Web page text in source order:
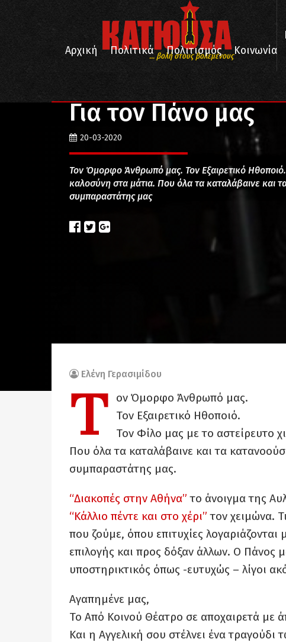
... βολή στους βολεμένους
Αρχική
Πολιτικά Πολιτισμός Κοινωνία
Πολιτισμός
Για τον Πάνο μας
20-03-2020
Τον Όμορφο Άνθρωπό μας. Τον Εξαιρετικό
καλοσύνη στα μάτια. Που όλα τα καταλάβαινε και
συμπαραστάτης μας
Ελένη Γερασιμίδου
Τ
ον Όμορφο Άνθρωπό μας.
Τον Εξαιρετικό Ηθοποιό.
Τον Φίλο μας με το αστείρευτο
Που όλα τα καταλάβαινε και τα
συμπαραστάτης μας.
“Διακοπές στην Αθήνα” το άνοιγμα της
“Κάλλιο πέντε και στο χέρι” τον χειμώνα.
που ζούμε, όπου επιτυχίες λογαριάζονται
επιλογής και προς δόξαν άλλων. Ο Πάνος
υποστηρικτικός όπως -ευτυχώς – λίγοι
Αγαπημένε μας,
Το Από Κοινού Θέατρο σε αποχαιρετά με
Και η Αγγελική σου στέλνει ένα